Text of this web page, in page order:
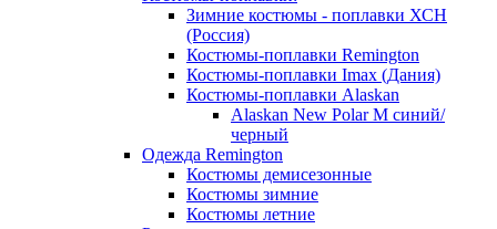
Зимние костюмы - поплавки ХСН
(Россия)
Костюмы-поплавки Remington
Костюмы-поплавки Imax (Дания)
Костюмы-поплавки Alaskan
Alaskan New Polar M синий/
черный
Одежда Remington
Костюмы демисезонные
Костюмы зимние
Костюмы летние